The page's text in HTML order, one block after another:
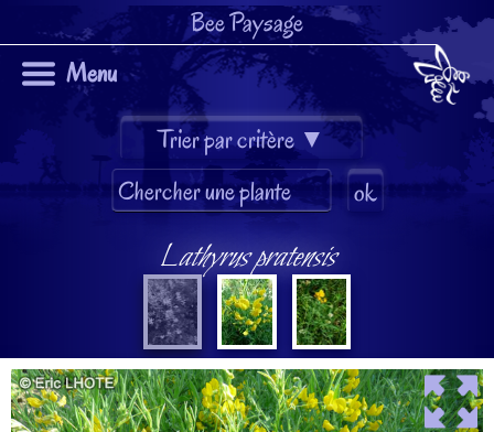
Bee Paysage
Menu
Lathyrus pratensis